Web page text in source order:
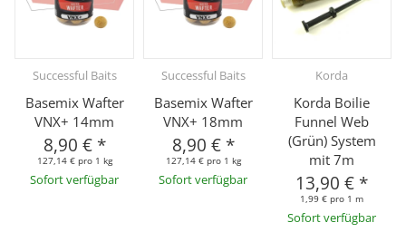
Successful Baits
Basemix Wafter
VNX+ 14mm
8,90 € *
127,14 € pro 1 kg
Sofort verfügbar
Successful Baits
Basemix Wafter
VNX+ 18mm
8,90 € *
127,14 € pro 1 kg
Sofort verfügbar
Korda
Korda Boilie
Funnel Web
(Grün) System
mit 7m
13,90 € *
1,99 € pro 1 m
Sofort verfügbar